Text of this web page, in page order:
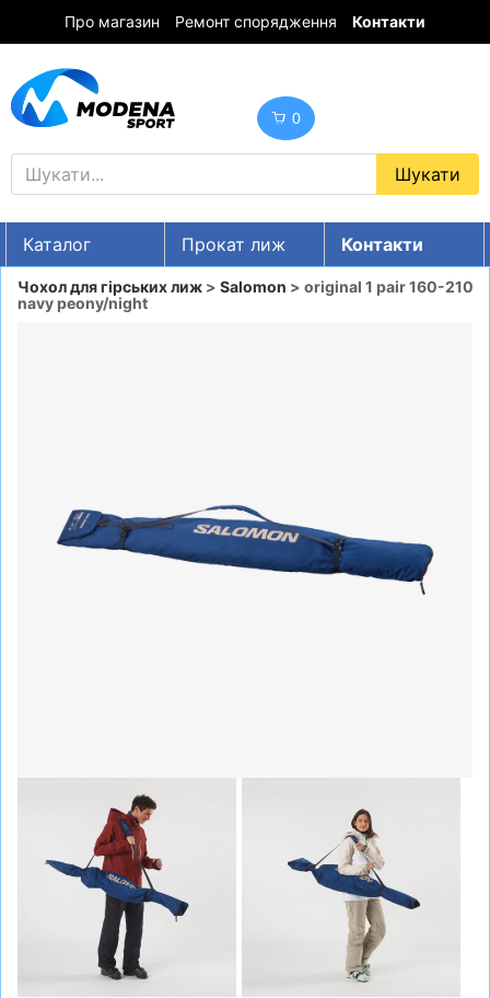
Про магазин Ремонт спорядження Контакти
0
Каталог Прокат лиж
Контакти
UA RU EN
СУМКИ
ШОЛОМИ, ЗАХИСТ, ОКУЛЯРИ
ТУРИЗМ
Чохол для гірських лиж > Salomon > original 1 pair 160-210
navy peony/night